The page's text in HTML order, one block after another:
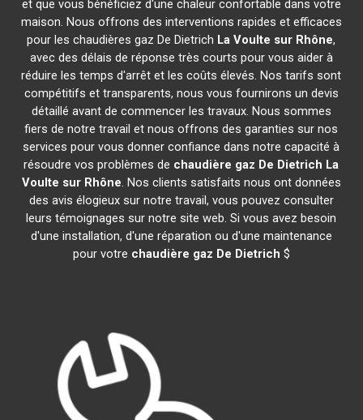
et que vous bénéficiez d'une chaleur confortable dans votre
maison. Nous offrons des interventions rapides et efficaces
pour les chaudières gaz De Dietrich La Voulte sur Rhône,
avec des délais de réponse très courts pour vous aider à
réduire les temps d'arrêt et les coûts élevés. Nos tarifs sont
compétitifs et transparents, nous vous fournirons un devis
détaillé avant de commencer les travaux. Nous sommes
fiers de notre travail et nous offrons des garanties sur nos
services pour vous donner confiance dans notre capacité à
résoudre vos problèmes de chaudière gaz De Dietrich La
Voulte sur Rhône. Nos clients satisfaits nous ont données
des avis élogieux sur notre travail, vous pouvez consulter
leurs témoignages sur notre site web. Si vous avez besoin
d'une installation, d'une réparation ou d'une maintenance
pour votre chaudière gaz De Dietrich $